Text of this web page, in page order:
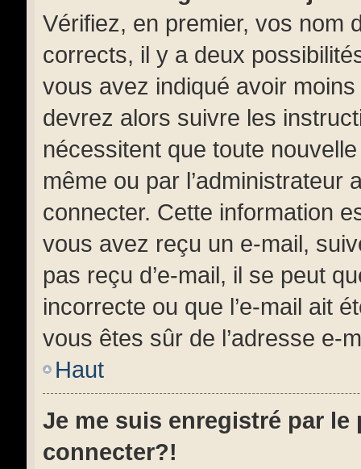
Vérifiez, en premier, vos nom
corrects, il y a deux
vous avez indiqué avoir
devrez alors suivre les
nécessitent que toute
même ou par
connecter. Cette information
vous avez reçu un e-mail,
pas reçu d’e-mail, il se peut
incorrecte ou que l’e-mail ait
vous êtes sûr de l’adresse e-
Haut
Je me suis enregistré par le
connecter?!